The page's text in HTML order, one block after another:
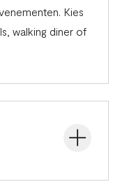
Kies
walking diner of